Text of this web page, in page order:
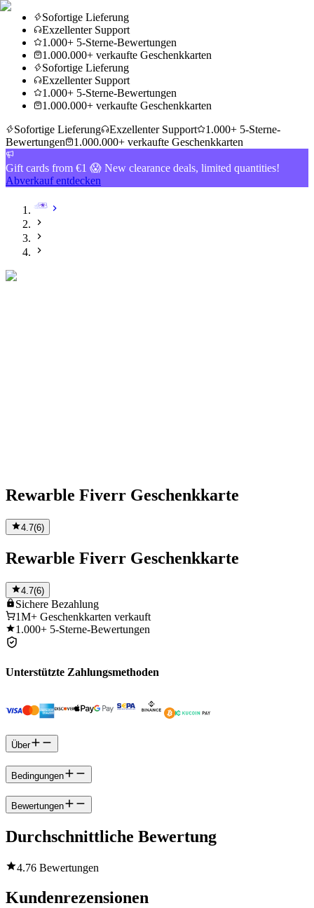
Sofortige Lieferung
Exzellenter Support
1.000+ 5-Sterne-Bewertungen
1.000.000+ verkaufte Geschenkkarten
Sofortige Lieferung
Exzellenter Support
1.000+ 5-Sterne-Bewertungen
1.000.000+ verkaufte Geschenkkarten
Sofortige Lieferung
Exzellenter Support
1.000+ 5-Sterne-
Bewertungen
1.000.000+ verkaufte Geschenkkarten
Gift cards from €1 😱 New clearance deals, limited quantities!
Abverkauf entdecken
Rewarble Fiverr Geschenkkarte
4.7(6)
Rewarble Fiverr Geschenkkarte
4.7(6)
Sichere Bezahlung
1M+ Geschenkkarten verkauft
1.000+ 5-Sterne-Bewertungen
Unterstützte Zahlungsmethoden
Über
Bedingungen
Bewertungen
Durchschnittliche Bewertung
4.76 Bewertungen
Kundenrezensionen